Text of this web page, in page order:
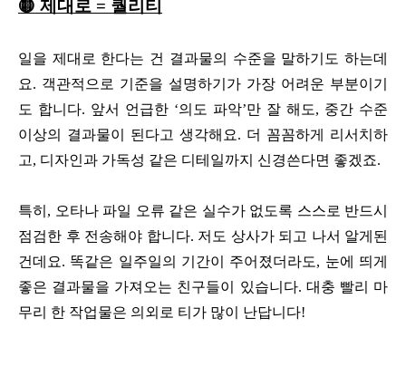
🟡 제대로 = 퀄리티
일을 제대로 한다는 건 결과물의 수준을 말하기도 하는데
요. 객관적으로 기준을 설명하기가 가장 어려운 부분이기
도 합니다. 앞서 언급한 ‘의도 파악’만 잘 해도, 중간 수준
이상의 결과물이 된다고 생각해요. 더 꼼꼼하게 리서치하
고, 디자인과 가독성 같은 디테일까지 신경쓴다면 좋겠죠.
특히, 오타나 파일 오류 같은 실수가 없도록 스스로 반드시
점검한 후 전송해야 합니다. 저도 상사가 되고 나서 알게된
건데요. 똑같은 일주일의 기간이 주어졌더라도, 눈에 띄게
좋은 결과물을 가져오는 친구들이 있습니다. 대충 빨리 마
무리 한 작업물은 의외로 티가 많이 난답니다!